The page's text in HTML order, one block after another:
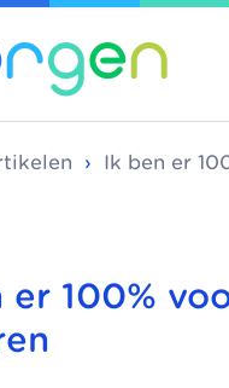
de
uit
›
Ik ben er
er 100%